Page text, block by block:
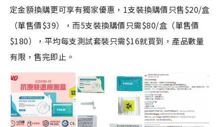
定金額換購更可享有獨家優惠，1支裝換購價只售$20/盒
（單售價$39），而5支裝換購價只需$80/盒（單售價
$180），平均每支測試套裝只需$16就買到，產品數量
有限，售完即止。